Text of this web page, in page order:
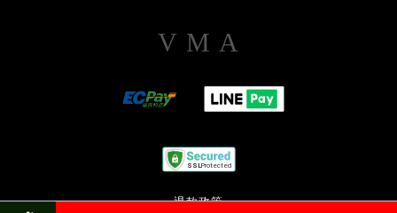
Visa Master
退款政策